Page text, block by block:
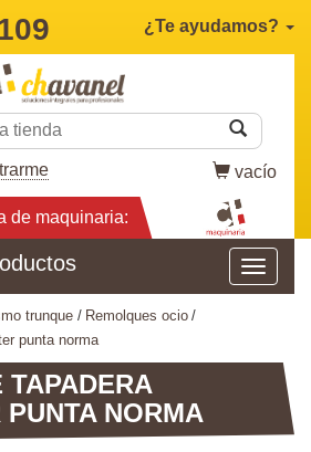
¿Te ayudamos?
vacío
de maquinaria:
trunque
remolques ocio
punta norma
TAPADERA
NORMA